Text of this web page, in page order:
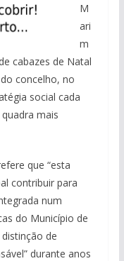
M
ari
m
cabazes de Natal
concelho, no
social cada
mais
que “esta
contribuir para
num
do Município de
de
durante anos